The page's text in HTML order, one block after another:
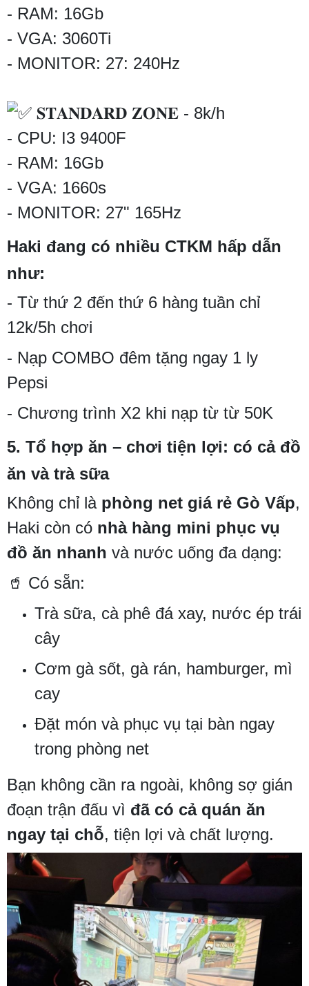
- RAM: 16Gb
- VGA: 3060Ti
- MONITOR: 27: 240Hz
𝐒𝐓𝐀𝐍𝐃𝐀𝐑𝐃 𝐙𝐎𝐍𝐄 - 8k/h
- CPU: I3 9400F
- RAM: 16Gb
- VGA: 1660s
- MONITOR: 27" 165Hz
Haki đang có nhiều CTKM hấp dẫn
như:
- Từ thứ 2 đến thứ 6 hàng tuần chỉ
12k/5h chơi
- Nạp COMBO đêm tặng ngay 1 ly
Pepsi
- Chương trình X2 khi nạp từ từ 50K
5. Tổ hợp ăn – chơi tiện lợi: có cả đồ
ăn và trà sữa
Không chỉ là phòng net giá rẻ Gò Vấp,
Haki còn có nhà hàng mini phục vụ
đồ ăn nhanh và nước uống đa dạng:
🥤 Có sẵn:
Trà sữa, cà phê đá xay, nước ép trái
cây
Cơm gà sốt, gà rán, hamburger, mì
cay
Đặt món và phục vụ tại bàn ngay
trong phòng net
Bạn không cần ra ngoài, không sợ gián
đoạn trận đấu vì đã có cả quán ăn
ngay tại chỗ, tiện lợi và chất lượng.